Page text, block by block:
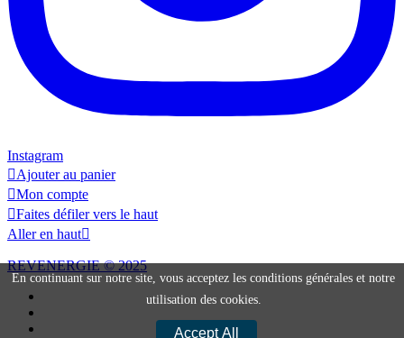
En continuant sur notre site, vous acceptez les conditions générales et notre
utilisation des cookies.
Accept All
Instagram
Ajouter au panier
Mon compte
Faites défiler vers le haut
Aller en haut
REVENERGIE © 2025